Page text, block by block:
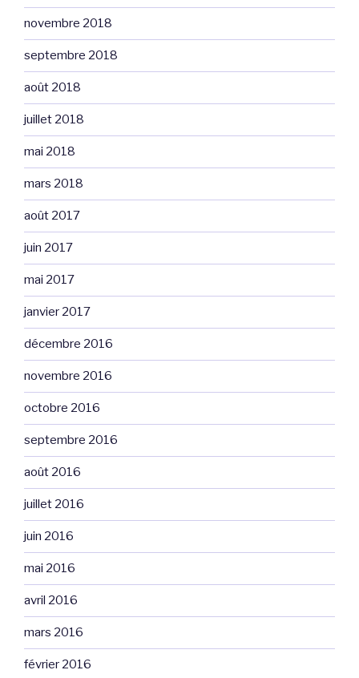
novembre 2018
septembre 2018
août 2018
juillet 2018
mai 2018
mars 2018
août 2017
juin 2017
mai 2017
janvier 2017
décembre 2016
novembre 2016
octobre 2016
septembre 2016
août 2016
juillet 2016
juin 2016
mai 2016
avril 2016
mars 2016
février 2016